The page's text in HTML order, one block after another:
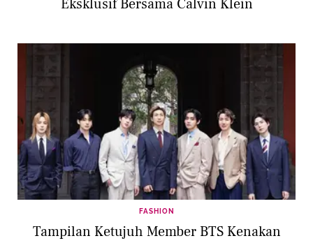
Eksklusif Bersama Calvin Klein
FASHION
Tampilan Ketujuh Member BTS Kenakan